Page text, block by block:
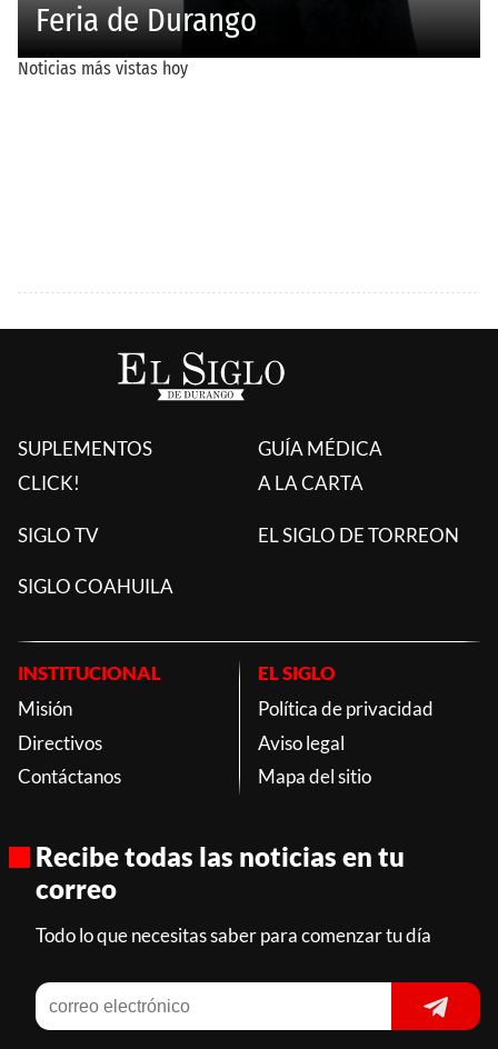
SUPLEMENTOS
CLICK!
GUÍA MÉDICA
A LA CARTA
SIGLO TV EL SIGLO DE TORREON
SIGLO COAHUILA
INSTITUCIONAL
Misión
Directivos
Contáctanos
EL SIGLO
Política de privacidad
Aviso legal
Mapa del sitio
Recibe todas las noticias en tu
correo
Todo lo que necesitas saber para comenzar tu día